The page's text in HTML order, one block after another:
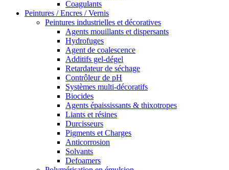
Coagulants
Peintures / Encres / Vernis
Peintures industrielles et décoratives
Agents mouillants et dispersants
Hydrofuges
Agent de coalescence
Additifs gel-dégel
Retardateur de séchage
Contrôleur de pH
Systèmes multi-décoratifs
Biocides
Agents épaississants & thixotropes
Liants et résines
Durcisseurs
Pigments et Charges
Anticorrosion
Solvants
Defoamers